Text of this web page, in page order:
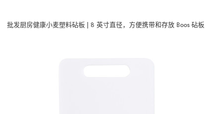
批发厨房健康小麦塑料砧板 | 8 英寸直径，方便携带和存放 Boos 砧板